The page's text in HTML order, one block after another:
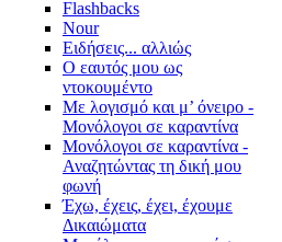
Flashbacks
Nour
Ειδήσεις... αλλιώς
Ο εαυτός μου ως
ντοκουμέντο
Με λογισμό και μ’ όνειρο -
Μονόλογοι σε καραντίνα
Μονόλογοι σε καραντίνα -
Αναζητώντας τη δική μου
φωνή
Έχω, έχεις, έχει, έχουμε
Δικαιώματα